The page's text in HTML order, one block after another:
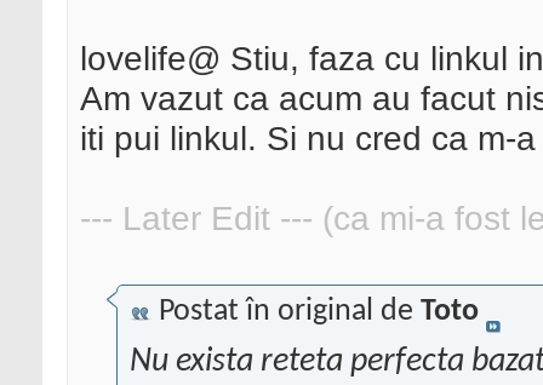
lovelife@ Stiu, faza cu linkul
Am vazut ca acum au facut
iti pui linkul. Si nu cred ca m-
--- Later Edit --- (ca mi-a fost
Postat în original de Toto
Nu exista reteta perfecta